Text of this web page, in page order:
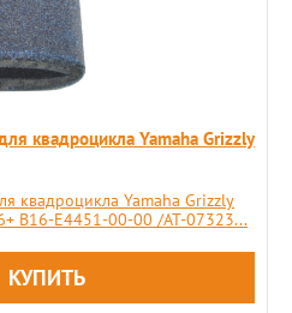
квадроцикла Yamaha Grizzly
квадроцикла Yamaha Grizzly
B16-E4451-00-00 /AT-07323...